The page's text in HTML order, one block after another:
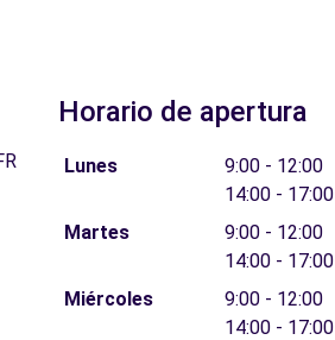
Horario de apertura
Lunes
9:00 - 12:00
14:00 - 17:00
Martes
9:00 - 12:00
14:00 - 17:00
Miércoles
9:00 - 12:00
14:00 - 17:00